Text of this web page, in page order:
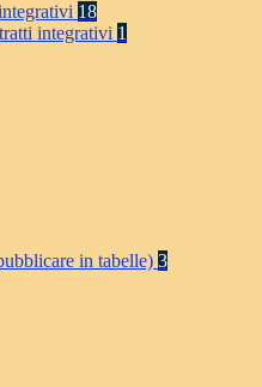
18
integrativi 1
in tabelle) 3